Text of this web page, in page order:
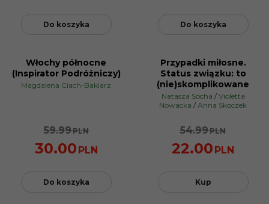
Do koszyka Do koszyka
PROMOCJA
Włochy północne
(Inspirator Podróżniczy)
Magdalena Ciach-Baklarz
59.99PLN
30.00 PLN
Do koszyka
PROMOCJA
Przypadki miłosne.
Status związku: to
(nie)skomplikowane
Natasza Socha / Violetta
Nowacka / Anna Skoczek
54.99PLN
22.00 PLN
Kup